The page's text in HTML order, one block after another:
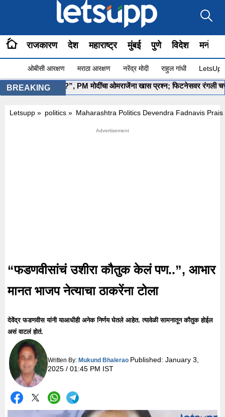
राजकारण देश महाराष्ट्र मुंबई पुणे विदेश
ओबीसी आरक्षण मराठा आरक्षण नरेंद्र मोदी राहुल गांधी
BREAKING
”योग सुरू आहे ना?”, PM मोदींचा ओमराजेंना खास प्रश्न; फिटनेसवर रंगली चर्चा
Letsupp » politics » Maharashtra Politics Devendra Fadnavis
“फडणवीसांचं उशीरा कौतुक केलं पण..”, आभार
मानत भाजप नेत्याचा ठाकरेंना टोला
देवेंद्र फडणवीस यांनी याआधीही अनेक निर्णय घेतले आहेत. त्यावेळी सामनातून कौतुक होईल
असं वाटलं होतं.
Written By:Mukund Bhalerao Published:January 3,
2025 / 01:45 PM IST